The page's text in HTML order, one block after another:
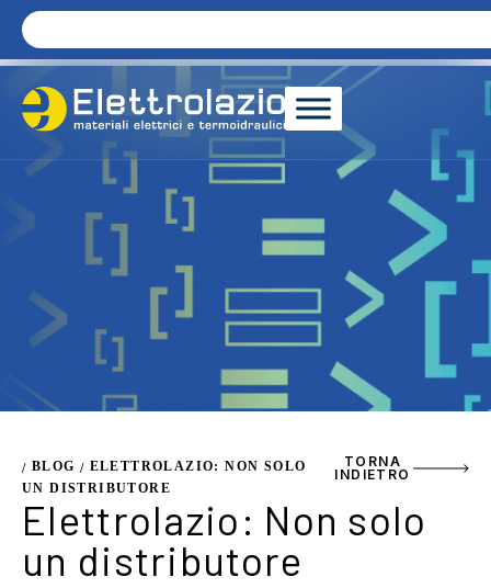
/ BLOG / ELETTROLAZIO: NON SOLO
UN DISTRIBUTORE
TORNA
INDIETRO
Elettrolazio: Non solo
un distributore